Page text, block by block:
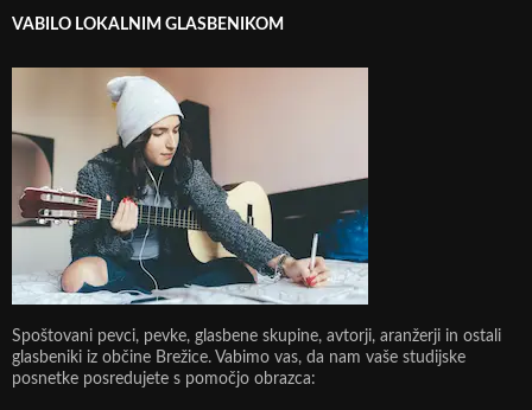
VABILO LOKALNIM GLASBENIKOM
Spoštovani pevci, pevke, glasbene skupine, avtorji, aranžerji in ostali
glasbeniki iz občine Brežice. Vabimo vas, da nam vaše studijske
posnetke posredujete s pomočjo obrazca: